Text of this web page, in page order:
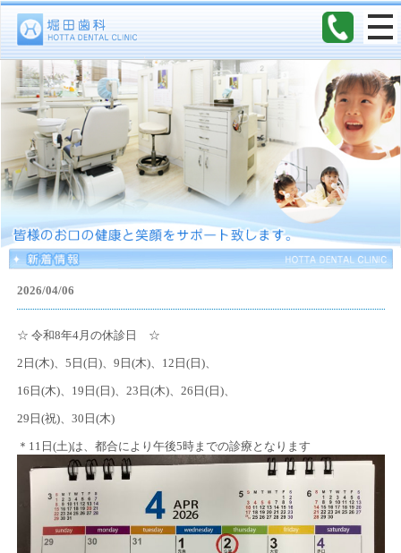
2026/04/06
☆ 令和8年4月の休診日 ☆
2日(木)、5日(日)、9日(木)、12日(日)、
16日(木)、19日(日)、23日(木)、26日(日)、
29日(祝)、30日(木)
＊11日(土)は、都合により午後5時までの診療となります